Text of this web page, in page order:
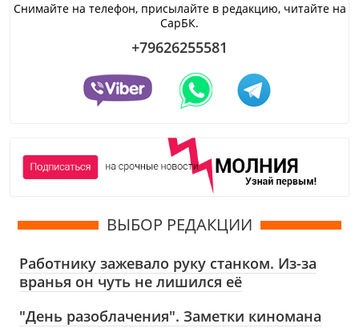
Снимайте на телефон, присылайте в редакцию, читайте на
СарБК.
+79626255581
ВЫБОР РЕДАКЦИИ
Работнику зажевало руку станком. Из-за
вранья он чуть не лишился её
"День разоблачения". Заметки киномана